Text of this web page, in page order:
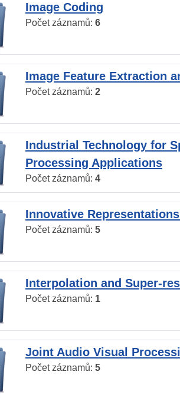
Image Coding
Počet záznamů: 6
Image Feature Extraction
Počet záznamů: 2
Industrial Technology for
Processing Applications
Počet záznamů: 4
Innovative
Počet záznamů: 5
Interpolation and Super-
Počet záznamů: 1
Joint Audio Visual
Počet záznamů: 5